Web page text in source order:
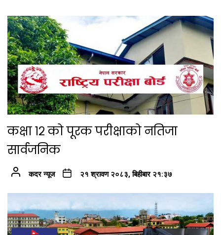
कक्षा १२ को पूरक परीक्षाको नतिजा
सार्वजनिक
कदर न्यूज २१ श्रावण २०८३, बिहीबार २१:३७